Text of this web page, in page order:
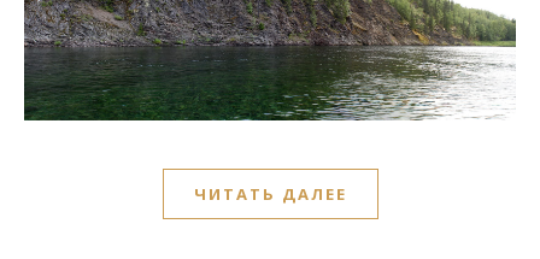
ЧИТАТЬ ДАЛЕЕ